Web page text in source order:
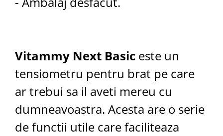
Aminoacizi
Tablete energizante
Alte suplimente nutritive
Saboti medicali
Resigilate
Vitammy Next Basic este un
tensiometru pentru brat pe care
ar trebui sa il aveti mereu cu
dumneavoastra. Acesta are o serie
de functii utile care faciliteaza